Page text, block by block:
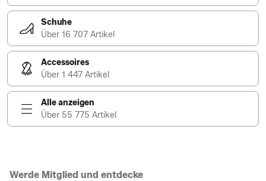
Schuhe
Über 16 707 Artikel
Accessoires
Über 1 447 Artikel
Alle anzeigen
Über 55 775 Artikel
Werde Mitglied und entdecke